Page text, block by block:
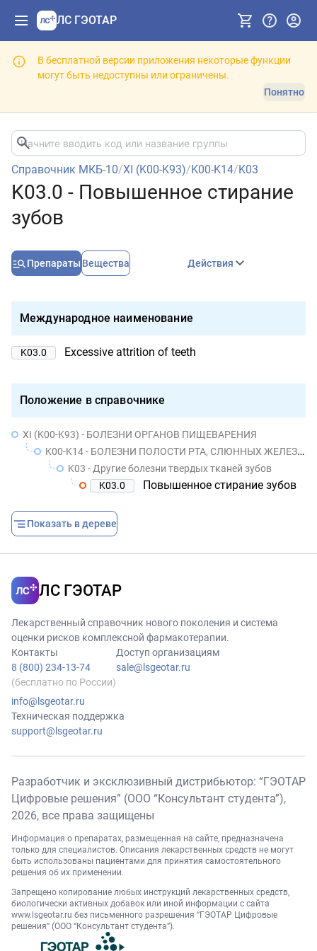
ЛС ГЭОТАР
В бесплатной версии приложения некоторые функции
могут быть недоступны или ограничены.
Понятно
Справочник МКБ-10/XI (K00-K93)/K00-K14/K03
K03.0 - Повышенное стирание
зубов
Препараты Вещества Действия
Международное наименование
K03.0 Excessive attrition of teeth
Положение в справочнике
XI (K00-K93) - БОЛЕЗНИ ОРГАНОВ ПИЩЕВАРЕНИЯ
K00-K14 - БОЛЕЗНИ ПОЛОСТИ РТА, СЛЮННЫХ ЖЕЛЕЗ И ЧЕЛЮСТЕЙ
K03 - Другие болезни твердых тканей зубов
K03.0
Повышенное стирание зубов
Показать в дереве
ЛС ГЭОТАР
Лекарственный справочник нового поколения и система
оценки рисков комплексной фармакотерапии.
Контакты
8 (800) 234-13-74
(бесплатно по России)
info@lsgeotar.ru
Доступ организациям
sale@lsgeotar.ru
Техническая поддержка
support@lsgeotar.ru
Разработчик и эксклюзивный дистрибьютор: “ГЭОТАР
Цифровые решения” (ООО “Консультант студента”),
2026, все права защищены
Информация о препаратах, размещенная на сайте, предназначена
только для специалистов. Описания лекарственных средств не могут
быть использованы пациентами для принятия самостоятельного
решения об их применении.
Запрещено копирование любых инструкций лекарственных средств,
биологически активных добавок или иной информации с сайта
www.lsgeotar.ru без письменного разрешения “ГЭОТАР Цифровые
решения” (ООО “Консультант студента”).